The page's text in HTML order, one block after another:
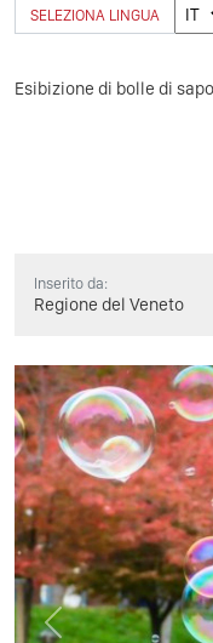
SELEZIONA LINGUA
Esibizione di bolle di
Inserito da:
Regione del Veneto
Previous